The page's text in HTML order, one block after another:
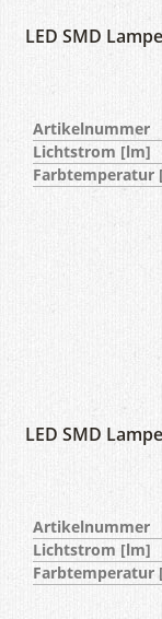
LED SMD
Artikelnummer
Lichtstrom [lm]
Farbtemperatur
LED SMD
Artikelnummer
Lichtstrom [lm]
Farbtemperatur